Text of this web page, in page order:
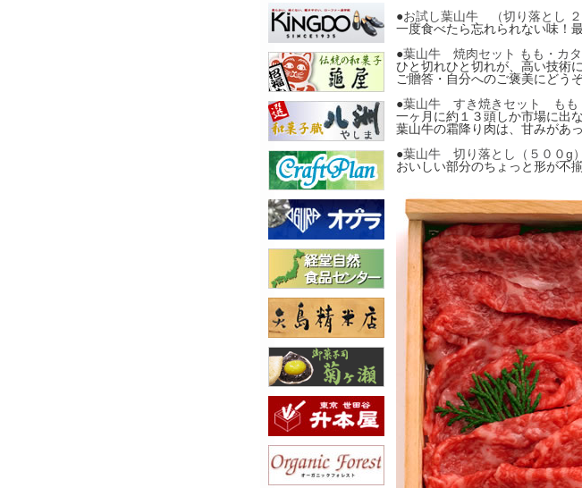
●お試し葉山牛 （切り落とし ２
一度食べたら忘れられない味！
●葉山牛 焼肉セット もも・カ
ひと切れひと切れが、高い技術
ご贈答・自分へのご褒美にどう
●葉山牛 すき焼きセット もも
一ヶ月に約１３頭しか市場に出
葉山牛の霜降り肉は、甘みがあ
●葉山牛 切り落とし（５００g）
おいしい部分のちょっと形が不